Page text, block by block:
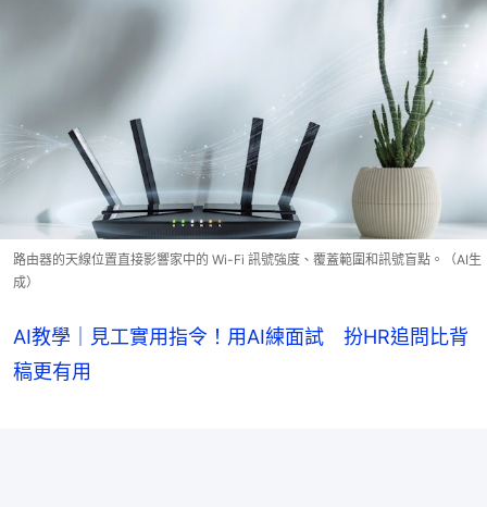
路由器的天線位置直接影響家中的 Wi-Fi 訊號強度、覆蓋範圍和訊號盲點。（AI生
成）
AI教學｜見工實用指令！用AI練面試 扮HR追問比背
稿更有用